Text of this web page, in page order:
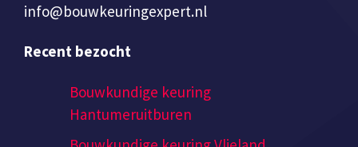
info@bouwkeuringexpert.nl
Recent bezocht
Bouwkundige keuring
Hantumeruitburen